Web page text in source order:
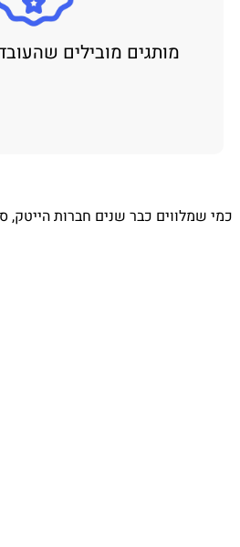
מותגים מובילים
שמלווים כבר שנים חברות הייטק,